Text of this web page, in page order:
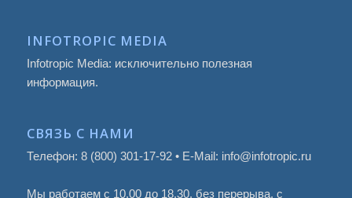
INFOTROPIC MEDIA
Infotropic Media: исключительно полезная
информация.
СВЯЗЬ С НАМИ
Телефон: 8 (800) 301-17-92 • E-Mail: info@infotropic.ru
Мы работаем с 10.00 до 18.30, без перерыва, с